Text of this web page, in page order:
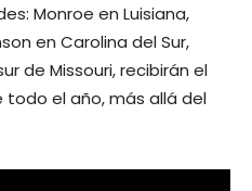
Monroe en Luisiana,
en Carolina del Sur,
de Missouri, recibirán el
todo el año, más allá del